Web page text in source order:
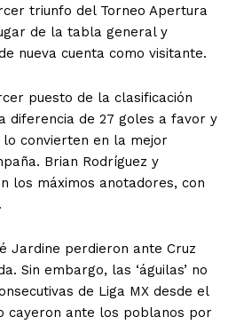
triunfo del Torneo Apertura
de la tabla general y
nueva cuenta como visitante.
puesto de la clasificación
diferencia de 27 goles a favor y
lo convierten en la mejor
Brian Rodríguez y
los máximos anotadores, con
Jardine perdieron ante Cruz
Sin embargo, las ‘águilas’ no
de Liga MX desde el
cayeron ante los poblanos por